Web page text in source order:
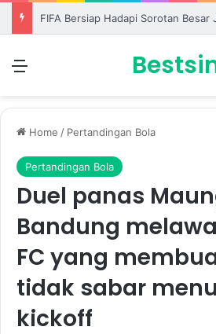
Home / Pertandingan Bola
Pertandingan Bola
Duel panas
Bandung
FC yang
tidak sabar
kickoff